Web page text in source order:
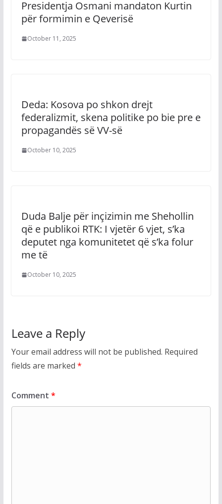
Presidentja Osmani mandaton Kurtin
për formimin e Qeverisë
October 11, 2025
Deda: Kosova po shkon drejt
federalizmit, skena politike po bie pre e
propagandës së VV-së
October 10, 2025
Duda Balje për inçizimin me Shehollin
që e publikoi RTK: I vjetër 6 vjet, s’ka
deputet nga komunitetet që s’ka folur
me të
October 10, 2025
Leave a Reply
Your email address will not be published. Required
fields are marked *
Comment *